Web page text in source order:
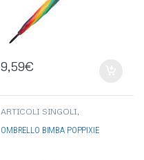
9,59€
ARTICOLI SINGOLI
OCCHIALI-OMBRELLI
OMBRELLI
OMBRELLO BIMBA POPPIXIE